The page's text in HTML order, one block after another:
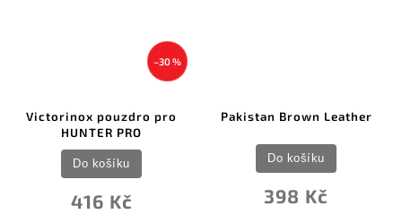
–30 %
Victorinox pouzdro pro
HUNTER PRO
416 Kč
Do košíku
Pakistan Brown Leather
398 Kč
Do košíku